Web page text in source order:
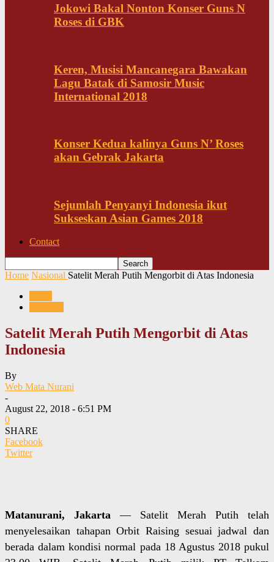
Jokowi Bakal Nonton Konser Guns N
Roses di GBK
Keren, Musisi Mancanegara Bawakan
Lagu Batak di Samosir Music
International 2018
Konser Kedua kalinya Guns N’ Roses
akan Gebrak Jakarta
Sejumlah Penyanyi Indonesia ikut
Sukseskan Asian Games 2018
Contact
Home Nasional Satelit Merah Putih Mengorbit di Atas Indonesia
Satelit Merah Putih Mengorbit di Atas
Indonesia
By
Web Mata Nurani
-
August 22, 2018 - 6:51 PM
0
SHARE
Facebook
Twitter
Matanurani, Jakarta — Satelit Merah Putih telah
menyelesaikan tahapan Orbit Raising sesuai jadwal dan
berada dalam kondisi normal pada 18 Agustus 2018 pukul